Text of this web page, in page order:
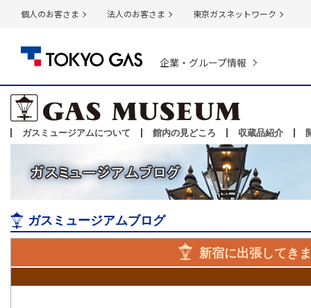
個人のお客さま 法人のお客さま 東京ガスネットワーク
企業・グループ情報
ガスミュージアムについて 館内の見どころ 収蔵品紹介
ガスミュージアムブログ
新宿に出張してき